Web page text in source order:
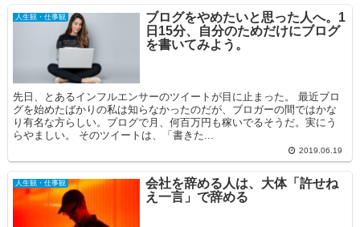
人生観・仕事観
ブログをやめたいと思った人へ。1
日15分、自分のためだけにブログ
を書いてみよう。
先日、とあるインフルエンサーのツイートが目に止まった。 最近ブロ
グを始めたばかりの私は知らなかったのだが、ブロガーの間ではかな
り有名な方らしい。ブログで月、何百万円も稼いでるそうだ。実にう
らやましい。 そのツイートは、「書きた...
2019.06.19
人生観・仕事観
会社を辞める人は、大体「許せね
え一言」で辞める